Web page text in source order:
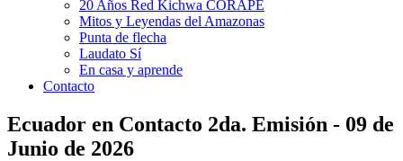
20 Años Red Kichwa CORAPE
Mitos y Leyendas del Amazonas
Punta de flecha
Laudato Sí
En casa y aprende
Contacto
Ecuador en Contacto 2da. Emisión - 09 de
Junio de 2026